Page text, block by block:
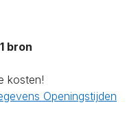
1 bron
kosten!
Openingstijden